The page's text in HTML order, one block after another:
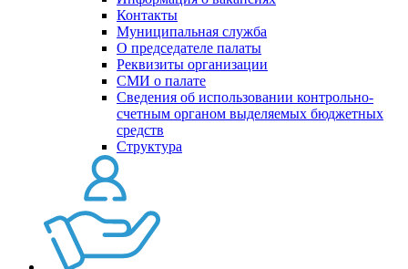
Контакты
Муниципальная служба
О председателе палаты
Реквизиты организации
СМИ о палате
Сведения об использовании контрольно-
счетным органом выделяемых бюджетных
средств
Структура